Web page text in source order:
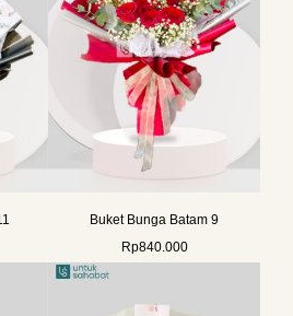
Buket Bunga Batam 9
Rp840.000